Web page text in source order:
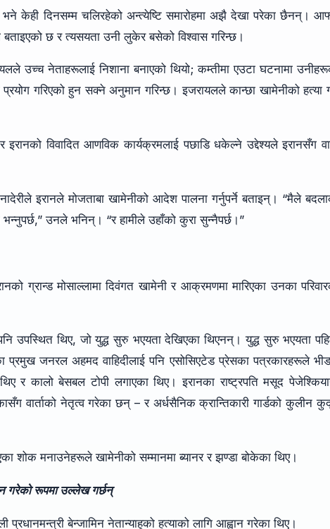
भने केही दिनसम्म चलिरहेको अन्त्येष्टि समारोहमा अझै देखा परेका छैनन्।
छ र त्यसयता उनी लुकेर बसेको विश्वास गरिन्छ।
उच्च नेताहरूलाई निशाना बनाएको थियो; कम्तीमा एउटा घटनामा
गरिएको हुन सक्ने अनुमान गरिन्छ। इजरायलले कान्छा खामेनीको हत्या
विवादित आणविक कार्यक्रमलाई पछाडि धकेल्ने उद्देश्यले इरानसँग
इरानले मोजताबा खामेनीको आदेश पालना गर्नुपर्ने बताइन्। “मैले
उनले भनिन्। “र हामीले उहाँको कुरा सुन्नैपर्छ।”
ग्रान्ड मोसाल्लामा दिवंगत खामेनी र आक्रमणमा मारिएका उनका
उपस्थित थिए, जो युद्ध सुरु भएयता देखिएका थिएनन्। युद्ध सुरु भएयता
प्रमुख जनरल अहमद वाहिदीलाई पनि एसोसिएटेड प्रेसका पत्रकारहरूले
र कालो बेसबल टोपी लगाएका थिए। इरानका राष्ट्रपति मसूद
वार्ताको नेतृत्व गरेका छन् – र अर्धसैनिक क्रान्तिकारी गार्डको कुलीन
शोक मनाउनेहरूले खामेनीको सम्मानमा ब्यानर र झण्डा बोकेका थिए।
गरेको रूपमा उल्लेख गर्छन्
प्रधानमन्त्री बेन्जामिन नेतान्याहूको हत्याको लागि आह्वान गरेका थिए।